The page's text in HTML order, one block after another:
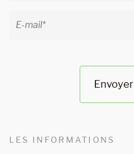
Envoyer
LES INFORMATIONS